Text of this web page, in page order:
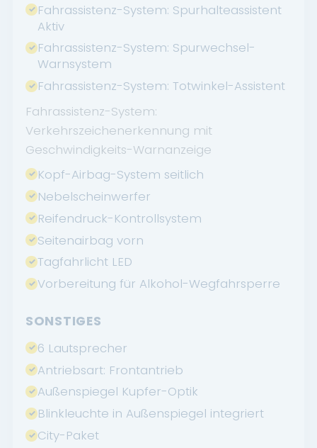
Fahrassistenz-System: Spurhalteassistent
Aktiv
Fahrassistenz-System: Spurwechsel-
Warnsystem
Fahrassistenz-System: Totwinkel-Assistent
Fahrassistenz-System:
Verkehrszeichenerkennung mit
Geschwindigkeits-Warnanzeige
Kopf-Airbag-System seitlich
Nebelscheinwerfer
Reifendruck-Kontrollsystem
Seitenairbag vorn
Tagfahrlicht LED
Vorbereitung für Alkohol-Wegfahrsperre
SONSTIGES
6 Lautsprecher
Antriebsart: Frontantrieb
Außenspiegel Kupfer-Optik
Blinkleuchte in Außenspiegel integriert
City-Paket